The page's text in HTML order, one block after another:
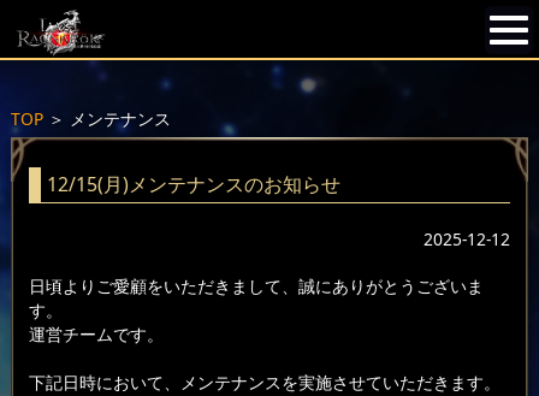
TOP＞ メンテナンス
12/15(月)メンテナンスのお知らせ
2025-12-12
日頃よりご愛顧をいただきまして、誠にありがとうございま
す。
運営チームです。
下記日時において、メンテナンスを実施させていただきます。